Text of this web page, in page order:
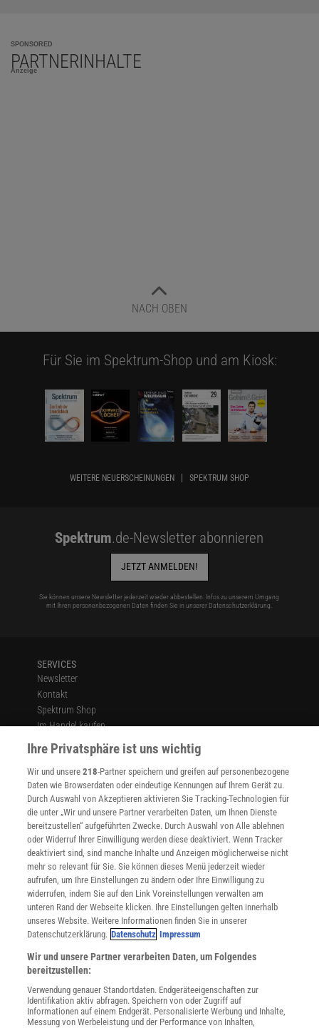
SPONSORED
PARTNERINHALTE
Anzeige
NACH OBEN
Für Sie im Spektrum-Shop und am Kiosk:
WEITERE NEUERSCHEINUNGEN SPEKTRUM SHOP
Spektrum.de-Newsletter abonnieren
JETZT ANMELDEN!
Sie können unsere Newsletter jederzeit wieder abbestellen. Infos zu unserem Umgang
mit Ihren personenbezogenen Daten finden Sie in unserer Datenschutzerklärung.
SERVICES
Newsletter
Kontakt
Spektrum Shop
Im Handel kaufen
Presse
Verträge kündigen
Widerruf
INFO
Mediadaten
Datenschutz
Nutzungsbedingungen
Cookie-Einstellungen
Utiq verwalten
Nutzungsbasierte Onlinewerbung
Alle Artikel
Impressum
Angebote für Schulen
Angebote für Institutionen
Sprachen lernen mit Gymglish
Lexika
Für Spektrum schreiben
Ihre Privatsphäre ist uns wichtig
Wir und unsere218-Partner speichern und greifen auf personenbezogene
Daten wie Browserdaten oder eindeutige Kennungen auf Ihrem Gerät zu.
Durch Auswahl von Akzeptieren aktivieren Sie Tracking-Technologien für
die unter „Wir und unsere Partner verarbeiten Daten, um Ihnen Dienste
bereitzustellen“ aufgeführten Zwecke. Durch Auswahl von Alle ablehnen
oder Widerruf Ihrer Einwilligung werden diese deaktiviert. Wenn Tracker
deaktiviert sind, sind manche Inhalte und Anzeigen möglicherweise nicht
mehr so relevant für Sie. Sie können dieses Menü jederzeit wieder
aufrufen, um Ihre Einstellungen zu ändern oder Ihre Einwilligung zu
widerrufen, indem Sie auf den Link Voreinstellungen verwalten am
unteren Rand der Webseite klicken. Ihre Einstellungen gelten innerhalb
unseres Website. Weitere Informationen finden Sie in unserer
Datenschutzerklärung. Datenschutz Impressum
Wir und unsere Partner verarbeiten Daten, um Folgendes
bereitzustellen:
Verwendung genauer Standortdaten. Endgeräteeigenschaften zur
Identifikation aktiv abfragen. Speichern von oder Zugriff auf
Informationen auf einem Endgerät. Personalisierte Werbung und Inhalte,
Messung von Werbeleistung und der Performance von Inhalten,